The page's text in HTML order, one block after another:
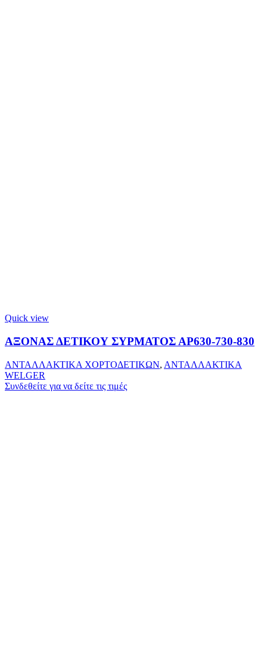
Quick view
ΑΞΟΝΑΣ ΔΕΤΙΚΟΥ ΣΥΡΜΑΤΟΣ ΑΡ630-730-830
ΑΝΤΑΛΛΑΚΤΙΚΑ ΧΟΡΤΟΔΕΤΙΚΩΝ, ΑΝΤΑΛΛΑΚΤΙΚΑ
WELGER
Συνδεθείτε για να δείτε τις τιμές